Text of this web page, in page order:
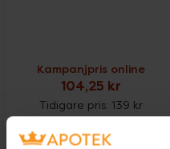
Kampanjpris online
104,25 kr
Tidigare pris: 139 kr
KöpSB12 Duo,